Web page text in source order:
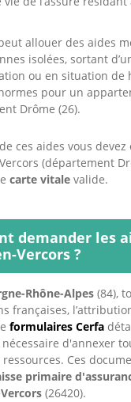
allouer des aides
isolées, sortant
ou en situation de
pour un
Drôme (26).
ces aides vous devez
(département
carte vitale valide.
demander les
Vercors ?
Rhône-Alpes (84),
françaises,
formulaires Cerfa
d'annexer
Ces
primaire
(26420).